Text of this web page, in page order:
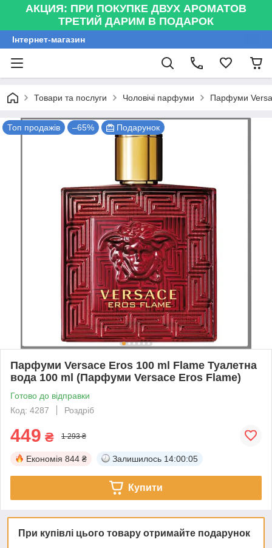
АКЦИЯ: ПРИ ПОКУПКЕ ДВУХ АРОМАТОВ
ТРЕТИЙ ДАРИМ В ПОДАРОК
Інтернет-магазин
Товари та послуги Чоловічі парфуми Парфуми
Топ продажів –65% Подарунок
Парфуми Versace Eros 100 ml Flame Туалетна
вода 100 ml (Парфуми Versace Eros Flame)
Готово до відправки
Код: 4287
Роздріб
449 ₴ 1 293 ₴
Економія 844 ₴ Залишилось 14:00:04
Купити
При купівлі цього товару отримайте подарунок